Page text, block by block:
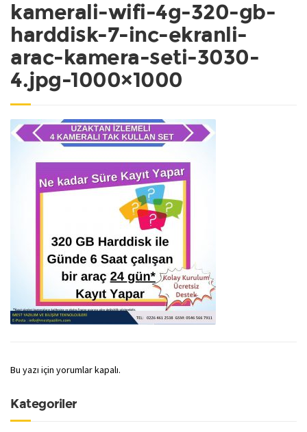
kamerali-wifi-4g-320-gb-
harddisk-7-inc-ekranli-
arac-kamera-seti-3030-
4.jpg-1000×1000
Bu yazı için yorumlar kapalı.
Kategoriler